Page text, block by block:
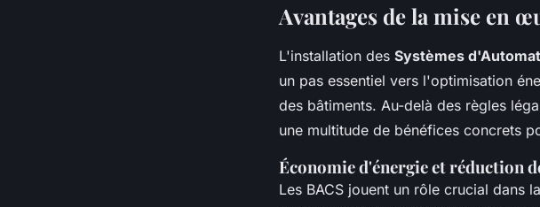
Avantages de la mise en
L'installation des Systèmes
un pas essentiel vers l'optimisation
des bâtiments. Au-delà des règles
une multitude de bénéfices concrets
Économie d'énergie et réduction
Les BACS jouent un rôle crucial dans la